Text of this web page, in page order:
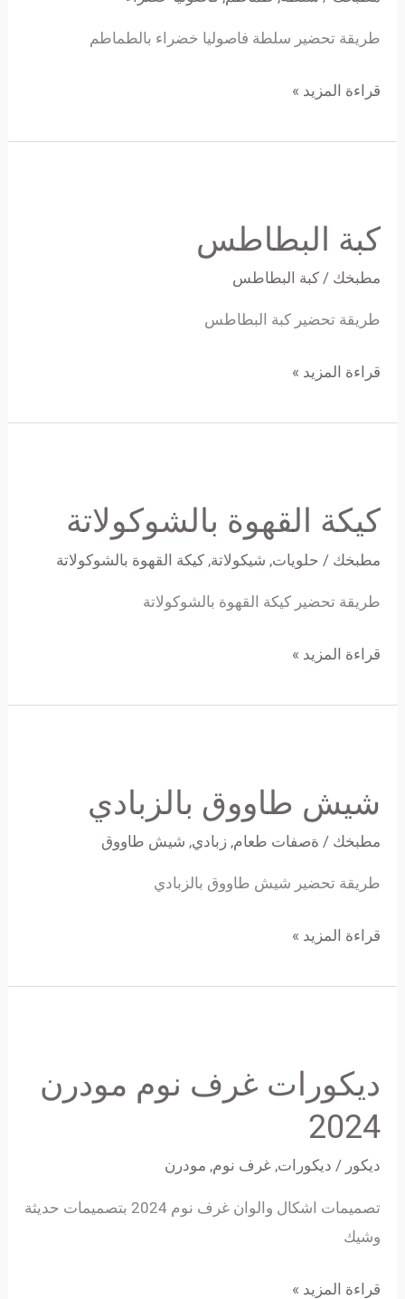
طريقة تحضير سلطة فاصوليا خضراء بالطماطم
قراءة المزيد »
كبة البطاطس
مطبخك / كبة البطاطس
طريقة تحضير كبة البطاطس
قراءة المزيد »
كيكة القهوة بالشوكولاتة
مطبخك / حلويات, شيكولاتة, كيكة القهوة بالشوكولاتة
طريقة تحضير كيكة القهوة بالشوكولاتة
بالشوكولاتة
قراءة المزيد »
شيش طاووق بالزبادي
مطبخك / ةصفات طعام, زبادي, شيش طاووق
طريقة تحضير شيش طاووق بالزبادي
بالزبادي
قراءة المزيد »
ديكورات غرف نوم مودرن
2024
ديكور / ديكورات, غرف نوم, مودرن
تصميمات اشكال والوان غرف نوم 2024 بتصميمات حديثة
وشيك
نوم
مودرن
2024
قراءة المزيد »